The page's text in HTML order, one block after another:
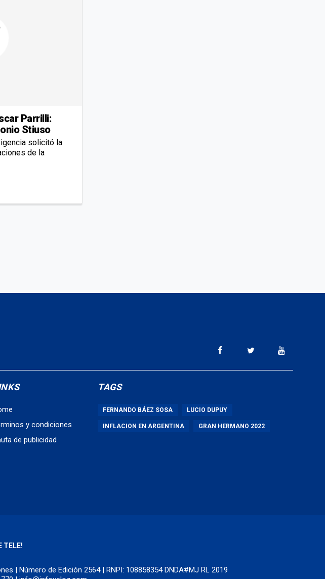
Parrilli:
Stiuso
solicitó la
de la
y condiciones
de publicidad
TAGS
FERNANDO BÁEZ SOSA LUCIO DUPUY
INFLACION EN ARGENTINA GRAN HERMANO 2022
TELE!
| Número de Edición 2564 | RNPI: 108858354 DNDA#MJ RL 2019